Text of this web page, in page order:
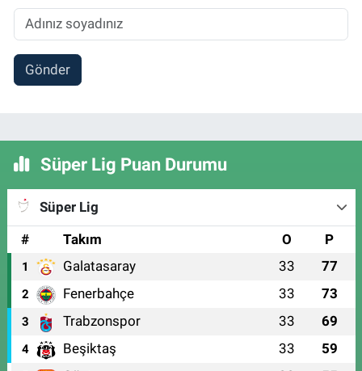
Gönder
Süper Lig Puan Durumu
Süper Lig
#
Takım O P
1 Galatasaray 33 77
2 Fenerbahçe 33 73
3 Trabzonspor 33 69
4 Beşiktaş 33 59